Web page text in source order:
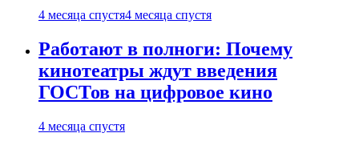
4 месяца спустя4 месяца спустя
Работают в полноги: Почему
кинотеатры ждут введения
ГОСТов на цифровое кино
4 месяца спустя